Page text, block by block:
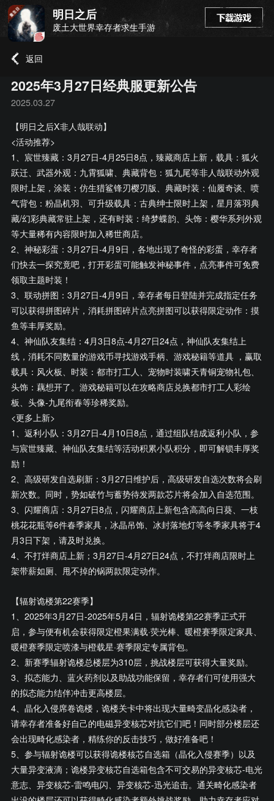
明日之后
废土大世界幸存者求生手游
返回
2025年3月27日经典服更新公告
2025.03.27
【明日之后X非人哉联动】
<活动推荐>
1、宸世臻藏：3月27日-4月25日8点，臻藏商店上新，载具：狐火
跃迁、武器外观：九霄狐啸、典藏背包：狐九尾等非人哉联动外观
限时上架，涂装：仿生猎鲨锋刃樱刃版、典藏时装：仙履奇谈、喷
气背包：粉晶机羽、可升级载具：古典绅士限时上架，星月落羽典
藏/幻彩典藏常驻上架，还有时装：绮梦蝶韵、头饰：樱华系列外观
等大量稀有内容限时加入稀世商店。
2、神秘彩蛋：3月27日-4月9日，各地出现了奇怪的彩蛋，幸存者
们快去一探究竟吧，打开彩蛋可能触发神秘事件，点亮事件可免费
领取主题时装！
3、联动拼图：3月27日-4月9日，幸存者每日登陆并完成指定任务
可以获得拼图碎片，消耗拼图碎片点亮拼图可以获得限定动作：摸
鱼等丰厚奖励。
4、神仙队友集结：4月3日8点-4月27日24点，神仙队友集结上
线，消耗不同数量的游戏币寻找游戏手柄、游戏秘籍等道具 ，赢取
载具：风火板、时装：都市打工人、宠物时装啸天青铜宠物礼包、
头饰：藕想开了。游戏秘籍可以在攻略商店兑换都市打工人彩绘
板、头像-九尾衔春等珍稀奖励。
<更多上新>
1、返利小队：3月27日-4月10日8点，通过组队结成返利小队，参
与宸世臻藏、神仙队友集结等活动积累小队积分，即可解锁丰厚奖
励！
2、高级研发自选刷新：3月27日维护后，高级研发自选次数将会刷
新次数。同时，势如破竹与蓄势待发两款芯片将会加入自选范围。
3、闪耀商店：3月27日8点，闪耀商店上新包含高高向日葵、一枝
桃花花瓶等6件春季家具，冰晶吊饰、冰封落地灯等冬季家具将于4
月3日下架，请及时兑换。
4、不打烊商店上新；3月27日-4月27日24点，不打烊商店限时上
架带薪如厕、甩不掉的锅两款限定动作。
【辐射诡楼第22赛季】
1、2025年3月27日-2025年5月4日，辐射诡楼第22赛季正式开
启，参与便有机会获得限定橙果满载·荧光棒、暖橙赛季限定家具、
暖橙赛季限定喷漆与橙载星·赛季限定专属背包。
2、新赛季辐射诡楼总楼层为310层，挑战楼层可获得大量奖励。
3、拟态能力、蓝火药剂以及助战功能保留，幸存者们可使用强大
的拟态能力结伴冲击更高楼层。
4、晶化入侵席卷诡楼，诡楼关卡中将出现大量畸变晶化感染者，
请幸存者准备好自己的电磁异变核芯对抗它们吧！同时部分楼层还
会出现畸化感染者，精练你的反击技巧，做好准备吧！
5、参与辐射诡楼可以获得诡楼核芯自选箱（晶化入侵赛季）以及
大量异变液滴；诡楼异变核芯自选箱包含不可交易的异变核芯-电光
意志、异变核芯-雷鸣电闪、异变核芯-迅光追击。通关畸化感染者